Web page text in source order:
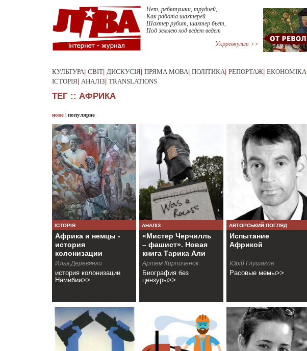
Нет, ребятушки, трудней,
Как работа шахтерей
Шахтер рубит, шахтер бьет,
Под землею ход ведет ведет
Укрревкульт >>
КУЛЬТУРА СВІТ ДИСКУСІЯ ПРЯМА МОВА ПОЛІТИКА РЕПОРТАЖ ЕКОНОМІКА
ІСТОРІЯ АНАЛІЗ TRANSLATIONS
ТЕГ :: АФРИКА
нове | популярне
ІСТОРІЯ
Африка и немцы -
история
колонизации
Намибии
Илья Деревянко
история колонизации
Намибии>>
АНАЛІЗ
«Мистер Черчилль
– фашист». Новая
книга Тарика Али
Артем Кирпиченок
Биография без
цензуры>>
АВТОРСЬКИЙ ПОГЛЯД
Испытание
Африкой
Юрiй Глушаков
Расовые мемы>>